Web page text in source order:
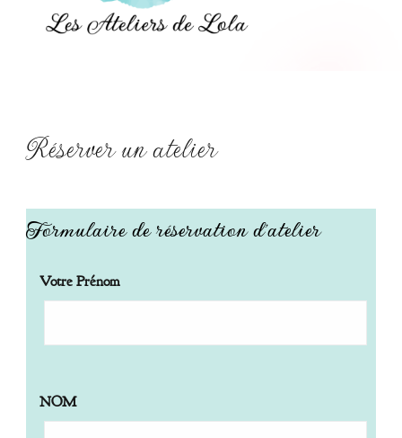
Réserver un atelier
Formulaire de réservation d'atelier
Votre Prénom
NOM